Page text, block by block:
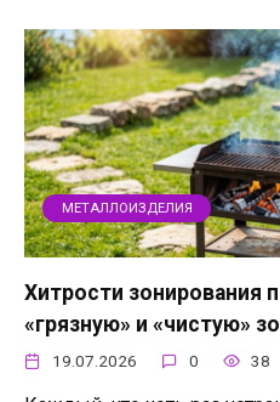
МЕТАЛЛОИЗДЕЛИЯ
Хитрости зонирования
«грязную» и «чистую»
19.07.2026 0 38